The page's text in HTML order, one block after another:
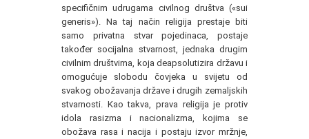
specifičnim udrugama civilnog društva («sui
generis»). Na taj način religija prestaje biti
samo privatna stvar pojedinaca, postaje
također socijalna stvarnost, jednaka drugim
civilnim društvima, koja deapsolutizira državu i
omogućuje slobodu čovjeka u svijetu od
svakog obožavanja države i drugih zemaljskih
stvarnosti. Kao takva, prava religija je protiv
idola rasizma i nacionalizma, kojima se
obožava rasa i nacija i postaju izvor mržnje,